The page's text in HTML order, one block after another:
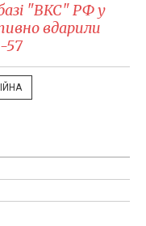
"ВКС" РФ у
вдарили
57